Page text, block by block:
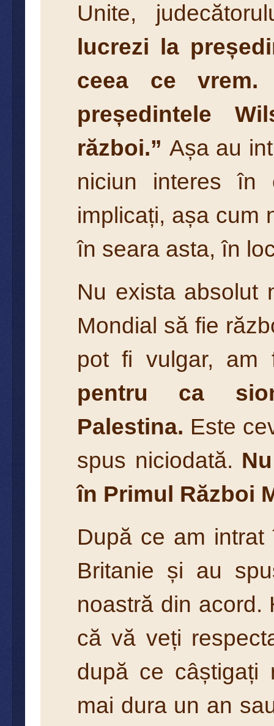
Unite,
lucrezi la
ceea ce
președintele
război.” Așa au
niciun interes
implicați, așa cum
în seara asta, în
Nu exista absolut
Mondial să fie
pot fi vulgar,
pentru ca
Palestina. Este
spus niciodată.
în Primul Război
După ce am
Britanie și au
noastră din acord.
că vă veți
după ce câștigați
mai dura un an